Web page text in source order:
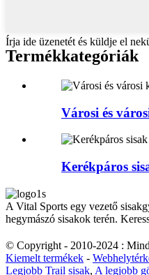
Írja ide üzenetét és küldje el
Termékkategóriák
Városi és
Kerékpáros
A Vital Sports egy vezető
hegymászó sisakok terén.
© Copyright - 2010-2024 :
Kiemelt termékek -
Legjobb Trail sisak, A legjobb